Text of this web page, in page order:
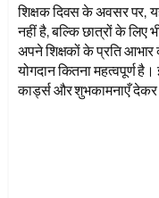
शिक्षक दिवस के अवसर पर,
नहीं है, बल्कि छात्रों के लिए
अपने शिक्षकों के प्रति
योगदान कितना महत्वपूर्ण
कार्ड्स और शुभकामनाएँ